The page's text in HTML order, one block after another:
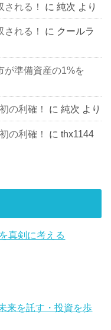
れる！ に純次 より
れる！ に クールラ
が準備資産の1%を
の利確！ に純次 より
の利確！ にthx1144
真剣に考える
来を託す・投資を歩